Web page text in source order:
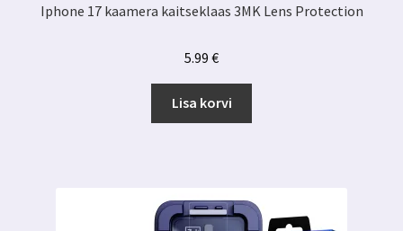
Iphone 17 kaamera kaitseklaas 3MK Lens Protection
5.99 €
Lisa korvi